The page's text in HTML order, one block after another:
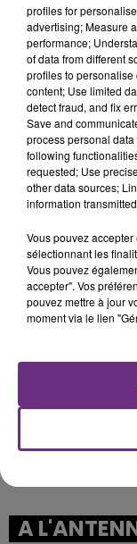
11h44
11h44
BLACK EYED
11h38
11h38
DJO
A
profiles for
advertising; Measure
performance;
of data from different
profiles to
content; Use limited
detect fraud, and fix
Save and
process personal
following
requested; Use
other data sources;
information
Vous pouvez
sélectionnant les
Vous pouvez
accepter". Vos
pouvez mettre à jour
moment via le lien